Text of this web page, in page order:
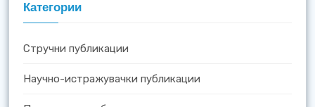
Категории
Стручни публикации
Научно-истражувачки публикации